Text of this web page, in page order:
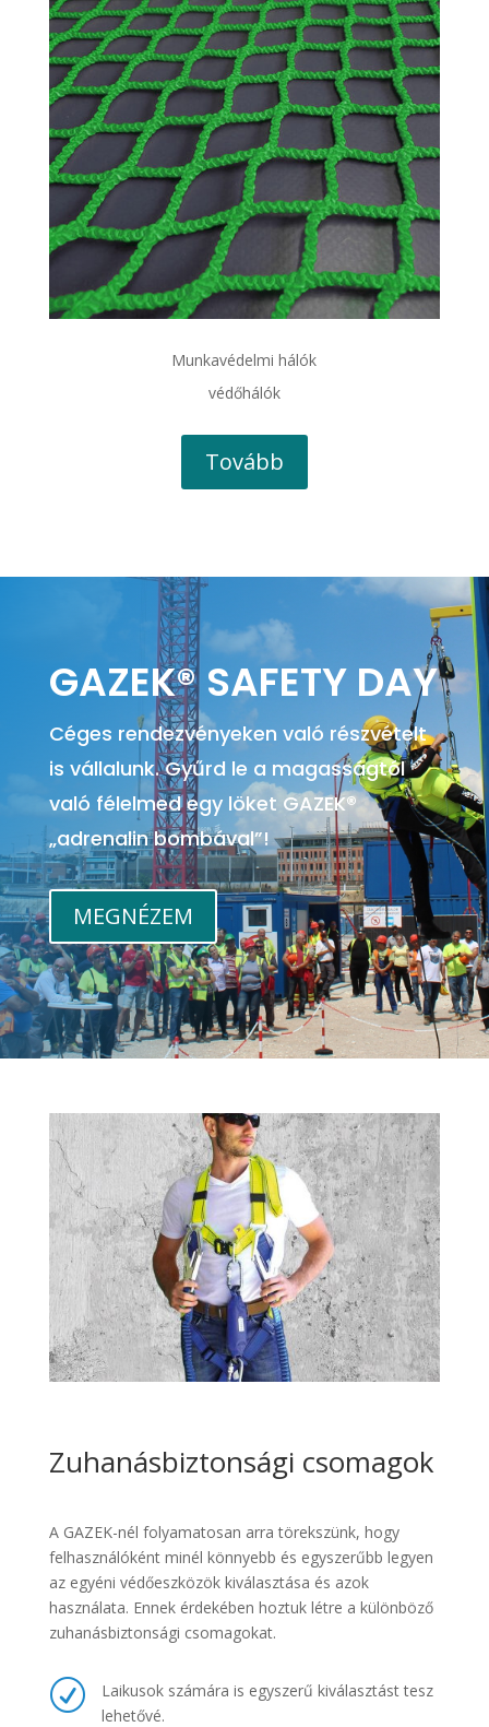
Munkavédelmi hálók
védőhálók
Tovább
GAZEK® SAFETY DAY
Céges rendezvényeken való részvételt
is vállalunk. Gyűrd le a magasságtól
való félelmed egy löket GAZEK®
„adrenalin bombával”!
MEGNÉZEM
Zuhanásbiztonsági csomagok
A GAZEK-nél folyamatosan arra törekszünk, hogy
felhasználóként minél könnyebb és egyszerűbb legyen
az egyéni védőeszközök kiválasztása és azok
használata. Ennek érdekében hoztuk létre a különböző
zuhanásbiztonsági csomagokat.
R
Laikusok számára is egyszerű kiválasztást tesz
lehetővé.